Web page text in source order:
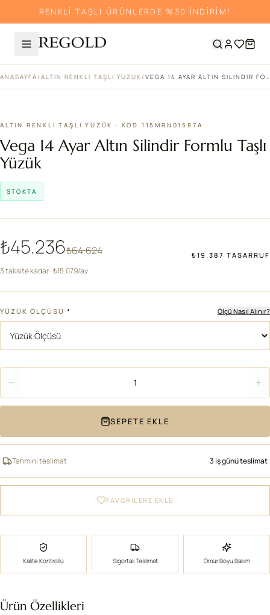
RENKLİ TAŞLI ÜRÜNLERDE %30 İNDİRİM!
ANASAYFA/ ALTIN RENKLI TAŞLI YÜZÜK/ VEGA 14 AYAR ALTIN SILINDIR FORMLU TAŞLI YÜZÜK
ALTIN RENKLI TAŞLI YÜZÜK · KOD 115MRN01587A
Vega 14 Ayar Altın Silindir Formlu Taşlı
Yüzük
STOKTA
₺45.236₺64.624 ₺19.387 TASARRUF
3 taksite kadar · ₺15.079/ay
YÜZÜK ÖLÇÜSÜ * Ölçü Nasıl Alınır?
1
SEPETE EKLE
Tahmini teslimat 3 iş günü teslimat
FAVORİLERE EKLE
Kalite Kontrollü Sigortalı Teslimat Ömür Boyu Bakım
Ürün Özellikleri